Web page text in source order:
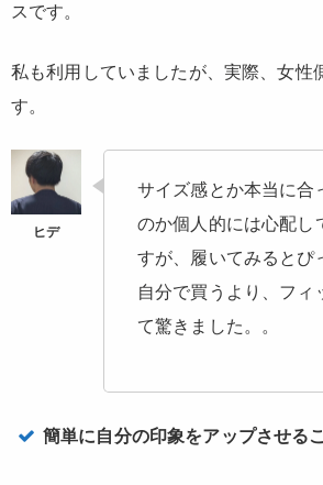
スです。
私も利用していましたが、実際、女性
す。
サイズ感とか本当に合
のか個人的には心配し
すが、履いてみるとぴ
自分で買うより、フィ
て驚きました。。
簡単に自分の印象をアップさせる